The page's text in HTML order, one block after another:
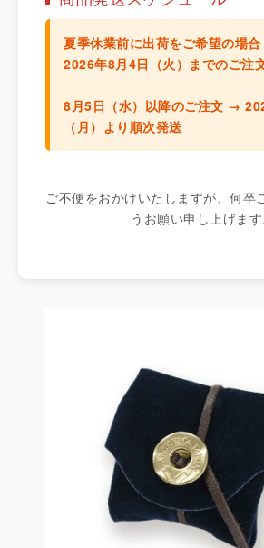
夏季休業前に出荷をご希望の場合
2026年8月4日（火）までのご注
8月5日（水）以降のご注文 →
（月）より順次発送
ご不便をおかけいたしますが、何卒
うお願い申し上げます